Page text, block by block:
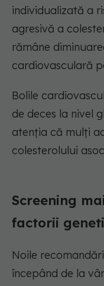
individualizată a
agresivă a
rămâne
cardiovasculară
Bolile
de deces la nivel
atenția că mulți
colesterolului
Screening
factorii
Noile
începând de la